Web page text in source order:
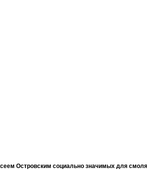
Островским социально значимых для